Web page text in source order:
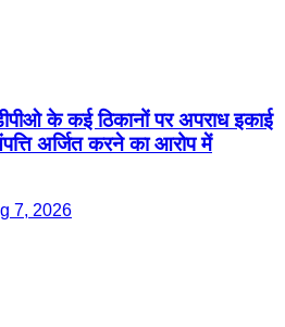
के कई ठिकानों पर अपराध इकाई
अर्जित करने का आरोप में
7, 2026